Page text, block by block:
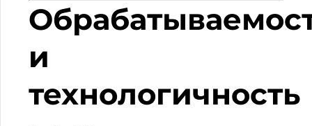
и
технологичность